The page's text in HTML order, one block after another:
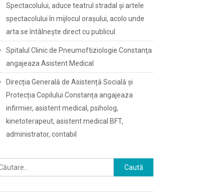
Spectacolului, aduce teatrul stradal și artele
spectacolului în mijlocul orașului, acolo unde
arta se întâlnește direct cu publicul
Spitalul Clinic de Pneumoftiziologie Constanţa
angajeaza Asistent Medical
Direcția Generală de Asistență Socială și
Protecția Copilului Constanța angajeaza
infirmier, asistent medical, psiholog,
kinetoterapeut, asistent medical BFT,
administrator, contabil
Caută
după: